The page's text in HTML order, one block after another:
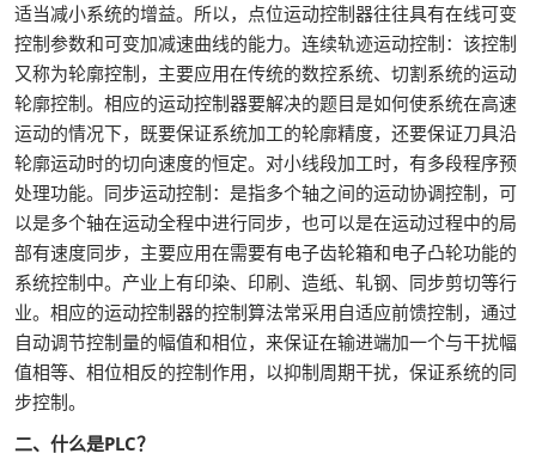
适当减小系统的增益。所以，点位运动控制器往往具有在线可变
控制参数和可变加减速曲线的能力。连续轨迹运动控制：该控制
又称为轮廓控制，主要应用在传统的数控系统、切割系统的运动
轮廓控制。相应的运动控制器要解决的题目是如何使系统在高速
运动的情况下，既要保证系统加工的轮廓精度，还要保证刀具沿
轮廓运动时的切向速度的恒定。对小线段加工时，有多段程序预
处理功能。同步运动控制：是指多个轴之间的运动协调控制，可
以是多个轴在运动全程中进行同步，也可以是在运动过程中的局
部有速度同步，主要应用在需要有电子齿轮箱和电子凸轮功能的
系统控制中。产业上有印染、印刷、造纸、轧钢、同步剪切等行
业。相应的运动控制器的控制算法常采用自适应前馈控制，通过
自动调节控制量的幅值和相位，来保证在输进端加一个与干扰幅
值相等、相位相反的控制作用，以抑制周期干扰，保证系统的同
步控制。
二、什么是PLC？